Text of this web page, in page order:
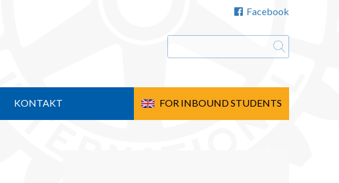
Facebook
KONTAKT FOR INBOUND STUDENTS